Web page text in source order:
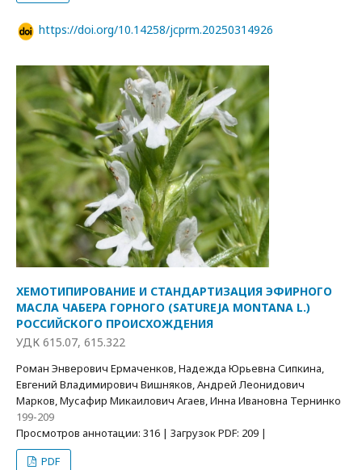
https://doi.org/10.14258/jcprm.20250314926
ХЕМОТИПИРОВАНИЕ И СТАНДАРТИЗАЦИЯ ЭФИРНОГО
МАСЛА ЧАБЕРА ГОРНОГО (SATUREJA MONTANA L.)
РОССИЙСКОГО ПРОИСХОЖДЕНИЯ
УДК 615.07, 615.322
Роман Энверович Ермаченков, Надежда Юрьевна Сипкина,
Евгений Владимирович Вишняков, Андрей Леонидович
Марков, Мусафир Микаилович Агаев, Инна Ивановна Тернинко
199-209
Просмотров аннотации: 316 | Загрузок PDF: 209 |
PDF